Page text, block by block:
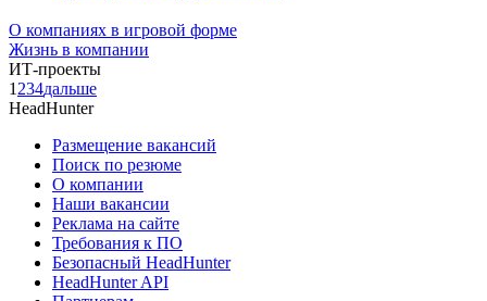
О компаниях в игровой форме
Жизнь в компании
ИТ-проекты
1 234дальше
HeadHunter
Размещение вакансий
Поиск по резюме
О компании
Наши вакансии
Реклама на сайте
Требования к ПО
Безопасный HeadHunter
HeadHunter API